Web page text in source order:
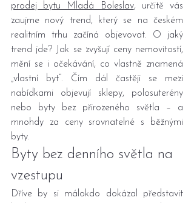
prodej bytu Mladá Boleslav, určitě vás
zaujme nový trend, který se na českém
realitním trhu začíná objevovat. O jaký
trend jde? Jak se zvyšují ceny nemovitostí,
mění se i očekávání, co vlastně znamená
„vlastní byt“. Čím dál častěji se mezi
nabídkami objevují sklepy, polosuterény
nebo byty bez přirozeného světla – a
mnohdy za ceny srovnatelné s běžnými
byty.
Byty bez denního světla na
vzestupu
Dříve by si málokdo dokázal představit